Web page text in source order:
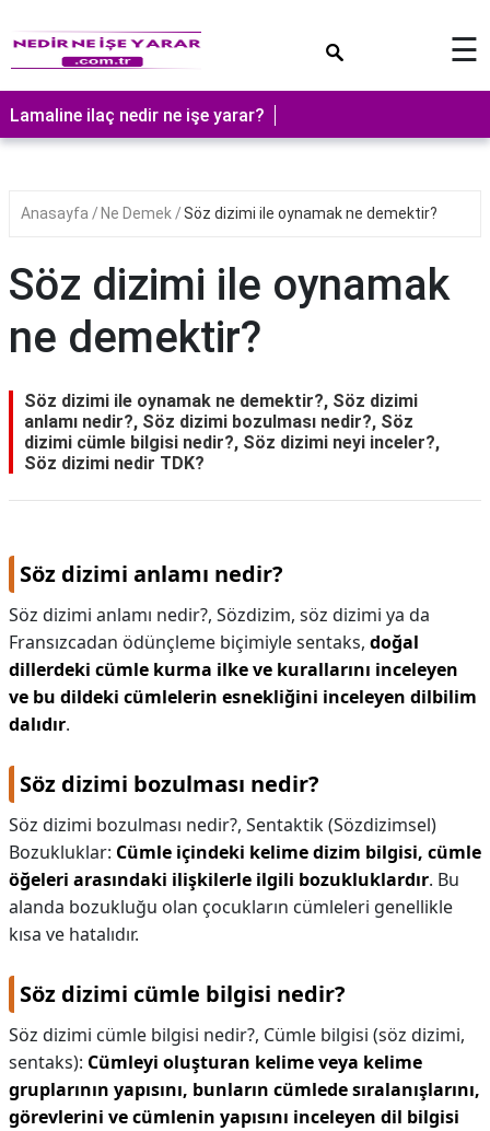
☰
Lamaline ilaç nedir ne işe yarar?
Anasayfa Ne Demek Söz dizimi ile oynamak ne demektir?
Söz dizimi ile oynamak
ne demektir?
Söz dizimi ile oynamak ne demektir?, Söz dizimi
anlamı nedir?, Söz dizimi bozulması nedir?, Söz
dizimi cümle bilgisi nedir?, Söz dizimi neyi inceler?,
Söz dizimi nedir TDK?
Söz dizimi anlamı nedir?
Söz dizimi anlamı nedir?, Sözdizim, söz dizimi ya da
Fransızcadan ödünçleme biçimiyle sentaks, doğal
dillerdeki cümle kurma ilke ve kurallarını inceleyen
ve bu dildeki cümlelerin esnekliğini inceleyen dilbilim
dalıdır.
Söz dizimi bozulması nedir?
Söz dizimi bozulması nedir?, Sentaktik (Sözdizimsel)
Bozukluklar: Cümle içindeki kelime dizim bilgisi, cümle
öğeleri arasındaki ilişkilerle ilgili bozukluklardır. Bu
alanda bozukluğu olan çocukların cümleleri genellikle
kısa ve hatalıdır.
Söz dizimi cümle bilgisi nedir?
Söz dizimi cümle bilgisi nedir?, Cümle bilgisi (söz dizimi,
sentaks): Cümleyi oluşturan kelime veya kelime
gruplarının yapısını, bunların cümlede sıralanışlarını,
görevlerini ve cümlenin yapısını inceleyen dil bilgisi